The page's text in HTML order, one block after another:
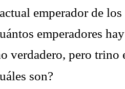
emperador de los
emperadores
verdadero, pero trino
son?